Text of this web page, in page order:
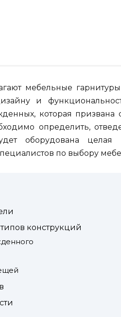
мебельные
и
которая призвана
определить,
оборудована целая
по выбору
конструкций